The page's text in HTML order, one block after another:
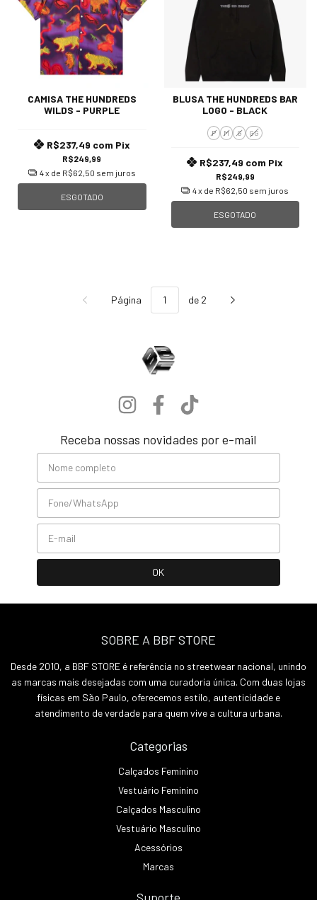
CAMISA THE HUNDREDS
WILDS - PURPLE
R$249,99
R$237,49 com Pix
4x de R$62,50 sem juros
ESGOTADO
BLUSA THE HUNDREDS BAR
LOGO - BLACK
P M G GG
R$249,99
R$237,49 com Pix
4x de R$62,50 sem juros
ESGOTADO
Página de 2
Receba nossas novidades por e-mail
SOBRE A BBF STORE
Desde 2010, a BBF STORE é referência no streetwear nacional, unindo
as marcas mais desejadas com uma curadoria única. Com duas lojas
físicas em São Paulo, oferecemos estilo, autenticidade e
atendimento de verdade para quem vive a cultura urbana.
Categorias
Calçados Feminino
Vestuário Feminino
Calçados Masculino
Vestuário Masculino
Acessórios
Marcas